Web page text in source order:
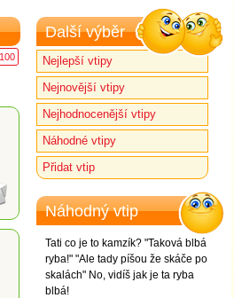
100
Další výběr
Nejlepší vtipy
Nejnovější vtipy
Nejhodnocenější vtipy
Náhodné vtipy
Přidat vtip
Náhodný vtip
Tati co je to kamzík? "Taková blbá
ryba!" "Ale tady píšou že skáče po
skalách" No, vidíš jak je ta ryba
blbá!